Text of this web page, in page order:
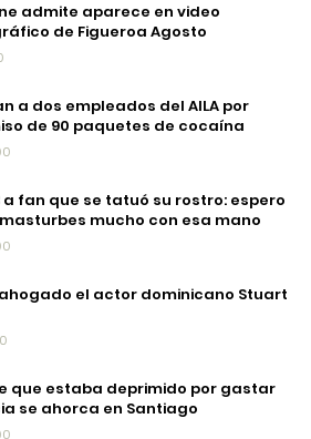
admite aparece en video
de Figueroa Agosto
a dos empleados del AILA por
de 90 paquetes de cocaína
a fan que se tatuó su rostro: espero
mucho con esa mano
el actor dominicano Stuart
que estaba deprimido por gastar
se ahorca en Santiago